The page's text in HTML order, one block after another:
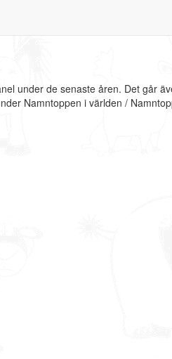
under de senaste åren. Det går
Namntoppen i världen /